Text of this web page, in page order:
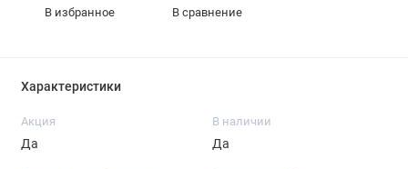
В избранное В сравнение
Характеристики
Акция
Да
В наличии
Да